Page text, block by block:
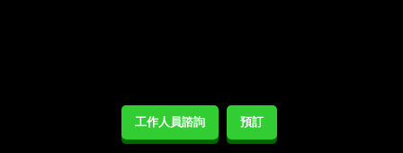
工作人員諮詢 預訂